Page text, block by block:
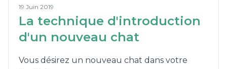
19 Juin 2019
La technique d'introduction
d'un nouveau chat
Vous désirez un nouveau chat dans votre